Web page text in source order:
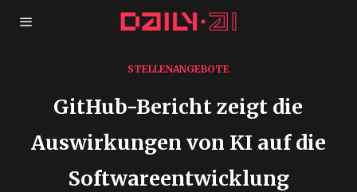
STELLENANGEBOTE
GitHub-Bericht zeigt die
Auswirkungen von KI auf die
Softwareentwicklung